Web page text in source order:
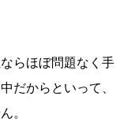
らほぼ問題なく手
だからといって、
。